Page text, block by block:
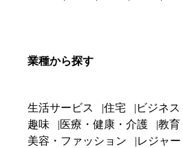
業種から探す
生活サービス 住宅 ビジネス
趣味
医療・健康・介護
教育
美容・ファッション
レジャ